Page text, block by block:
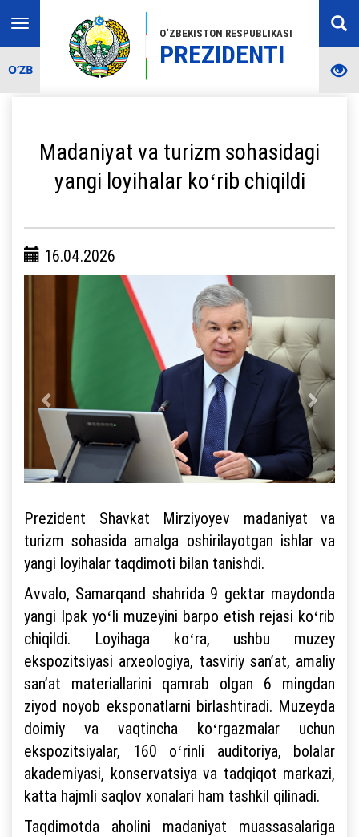
O‘ZBEKISTON RESPUBLIKASI
PREZIDENTI
Toggle
navigation
O‘ZB
Madaniyat va turizm sohasidagi
yangi loyihalar koʻrib chiqildi
16.04.2026
Prezident Shavkat Mirziyoyev madaniyat va
turizm sohasida amalga oshirilayotgan ishlar va
yangi loyihalar taqdimoti bilan tanishdi.
Avvalo, Samarqand shahrida 9 gektar maydonda
yangi Ipak yoʻli muzeyini barpo etish rejasi koʻrib
chiqildi. Loyihaga koʻra, ushbu muzey
ekspozitsiyasi arxeologiya, tasviriy sanʼat, amaliy
sanʼat materiallarini qamrab olgan 6 mingdan
ziyod noyob eksponatlarni birlashtiradi. Muzeyda
doimiy va vaqtincha koʻrgazmalar uchun
ekspozitsiyalar, 160 oʻrinli auditoriya, bolalar
akademiyasi, konservatsiya va tadqiqot markazi,
katta hajmli saqlov xonalari ham tashkil qilinadi.
Taqdimotda aholini madaniyat muassasalariga